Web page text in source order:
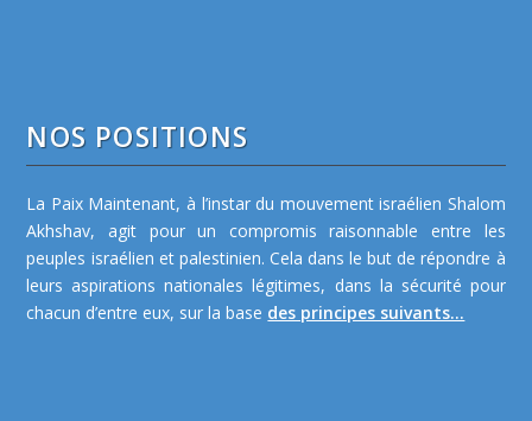
NOS POSITIONS
La Paix Maintenant, à l’instar du mouvement israélien Shalom
Akhshav, agit pour un compromis raisonnable entre les
peuples israélien et palestinien. Cela dans le but de répondre à
leurs aspirations nationales légitimes, dans la sécurité pour
chacun d’entre eux, sur la base des principes suivants...